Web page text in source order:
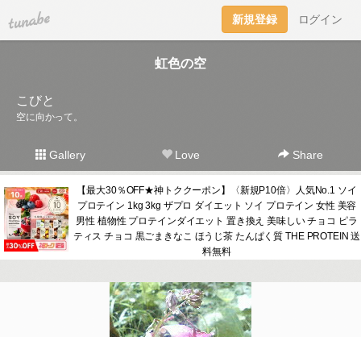
tuna.be 新規登録 ログイン
虹色の空
こびと
空に向かって。
Gallery Love Share
【最大30％OFF★神トククーポン】〈新規P10倍〉人気No.1 ソイ
プロテイン 1kg 3kg ザプロ ダイエット ソイ プロテイン 女性 美容
男性 植物性 プロテインダイエット 置き換え 美味しい チョコ ピラ
ティス チョコ 黒ごまきなこ ほうじ茶 たんぱく質 THE PROTEIN 送
料無料